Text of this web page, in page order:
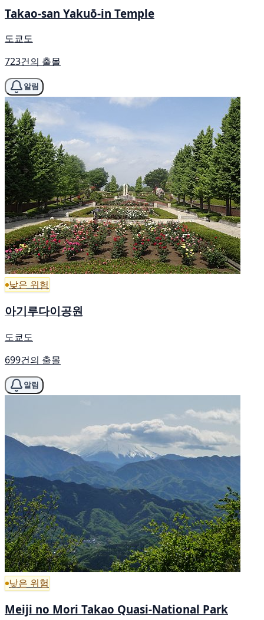
Takao-san Yakuō-in Temple
도쿄도
723건의 출몰
알림
낮은 위험
아기루다이공원
도쿄도
699건의 출몰
알림
낮은 위험
Meiji no Mori Takao Quasi-National Park